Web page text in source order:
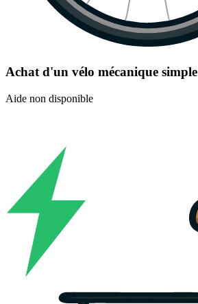
Achat d'un vélo mécanique simple
Aide non disponible